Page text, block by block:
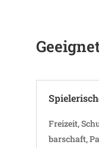
Frei­zeit,
bar­schaft,